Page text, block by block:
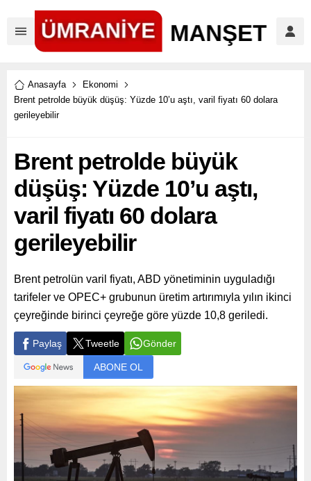
Anasayfa
Ekonomi
Brent petrolde büyük düşüş: Yüzde 10’u aştı, varil fiyatı 60 dolara
gerileyebilir
Brent petrolde büyük
düşüş: Yüzde 10’u aştı,
varil fiyatı 60 dolara
gerileyebilir
Brent petrolün varil fiyatı, ABD yönetiminin uyguladığı
tarifeler ve OPEC+ grubunun üretim artırımıyla yılın ikinci
çeyreğinde birinci çeyreğe göre yüzde 10,8 geriledi.
Paylaş Tweetle Gönder
ABONE OL